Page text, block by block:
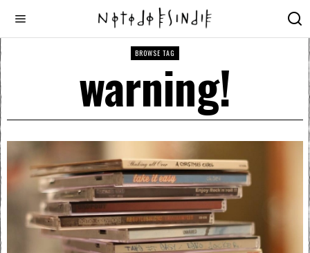
BROWSE TAG
warning!